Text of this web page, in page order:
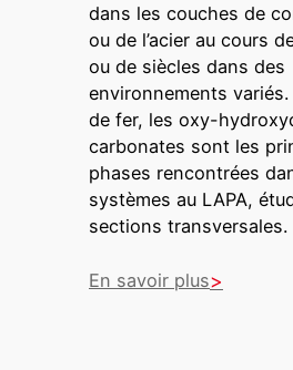
dans les couches de
ou de l’acier au cours
ou de siècles dans des
environnements
de fer, les oxy-
carbonates sont les
phases rencontrées
systèmes au LAPA,
sections transversales.
En savoir plus